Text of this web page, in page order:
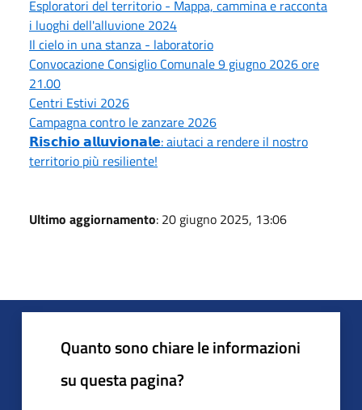
Esploratori del territorio - Mappa, cammina e racconta
i luoghi dell'alluvione 2024
Il cielo in una stanza - laboratorio
Convocazione Consiglio Comunale 9 giugno 2026 ore
21.00
Centri Estivi 2026
Campagna contro le zanzare 2026
𝗥𝗶𝘀𝗰𝗵𝗶𝗼 𝗮𝗹𝗹𝘂𝘃𝗶𝗼𝗻𝗮𝗹𝗲: aiutaci a rendere il nostro
territorio più resiliente!
Ultimo aggiornamento: 20 giugno 2025, 13:06
Quanto sono chiare le informazioni
su questa pagina?